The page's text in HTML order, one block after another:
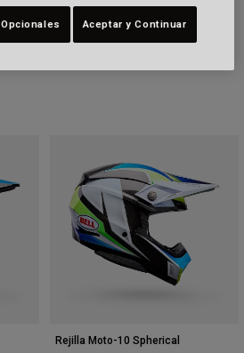
Rejilla Moto-10 Spherical
Aceptar y Continuar